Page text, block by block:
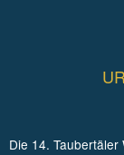
Die 14.